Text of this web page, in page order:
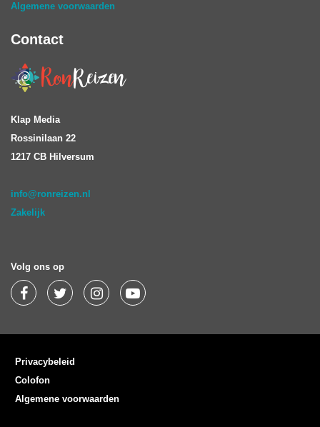
Algemene voorwaarden
Contact
Klap Media
Rossinilaan 22
1217 CB Hilversum
info@ronreizen.nl
Zakelijk
Volg ons op
Privacybeleid
Colofon
Algemene voorwaarden